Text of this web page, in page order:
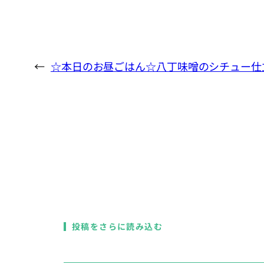
← ☆本日のお昼ごはん☆八丁味噌のシチュー仕
投稿をさらに読み込む